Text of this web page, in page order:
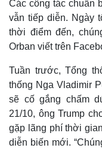
Thế giới
Quan sát
Cuộc sống đó đây
Hồ sơ
Các công tác chuẩn
vẫn tiếp diễn. Ngày
thời điểm đến,
Orban viết trên
Tuần trước, Tổng
thống Nga Vladimir
sẽ cố gắng chấm
21/10, ông Trump
gặp lãng phí thời
diễn biến mới.